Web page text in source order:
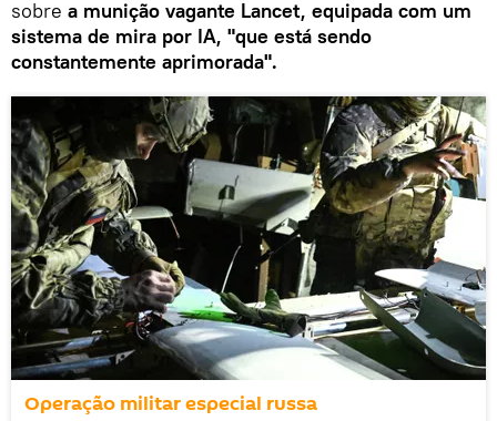
sobre a munição vagante Lancet, equipada com um
sistema de mira por IA, "que está sendo
constantemente aprimorada".
Operação militar especial russa